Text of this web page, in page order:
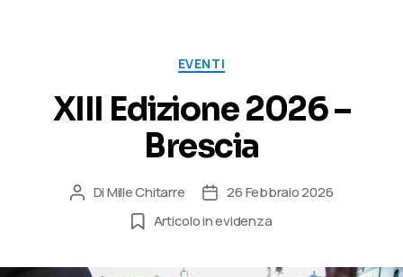
Categorie
EVENTI
XIII Edizione 2026 –
Brescia
Autore
DiMille Chitarre
Data
dell'articolo
26 Febbraio 2026
Articolo in evidenza